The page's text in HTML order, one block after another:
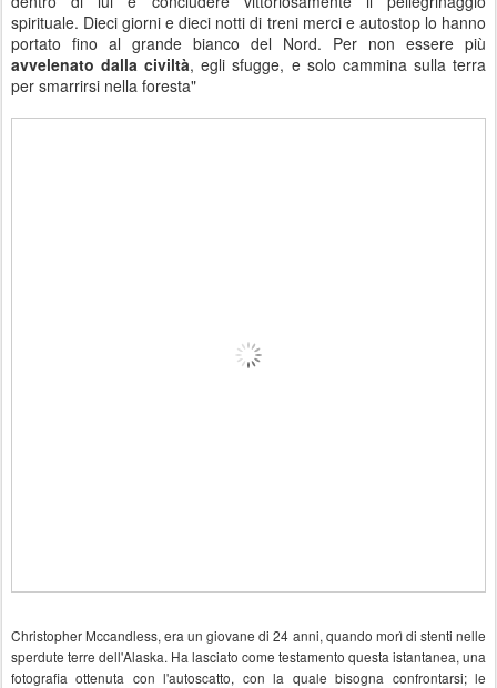
spirituale. Dieci giorni e dieci notti di treni merci e autostop lo hanno
portato fino al grande bianco del Nord. Per non essere più
avvelenato dalla civiltà, egli sfugge, e solo cammina sulla terra
per smarrirsi nella foresta"
Christopher Mccandless, era un giovane di 24 anni, quando morì di stenti nelle
sperdute terre dell'Alaska. Ha lasciato come testamento questa istantanea, una
fotografia ottenuta con l'autoscatto, con la quale bisogna confrontarsi; le